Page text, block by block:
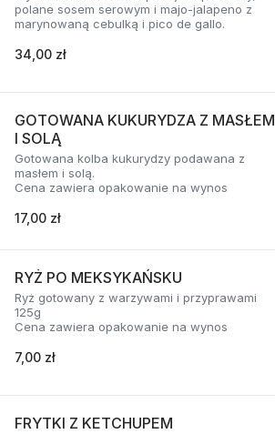
polane sosem serowym i majo-jalapeno z
marynowaną cebulką i pico de gallo.
34,00 zł
GOTOWANA KUKURYDZA Z MASŁEM
I SOLĄ
Gotowana kolba kukurydzy podawana z
masłem i solą.
Cena zawiera opakowanie na wynos
17,00 zł
RYŻ PO MEKSYKAŃSKU
Ryż gotowany z warzywami i przyprawami
125g
Cena zawiera opakowanie na wynos
7,00 zł
FRYTKI Z KETCHUPEM